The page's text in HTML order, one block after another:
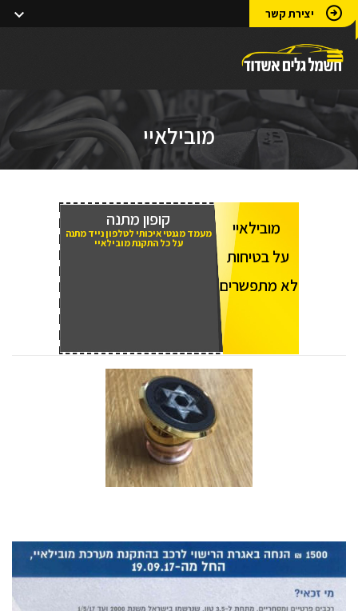
יצירת קשר
מובילאיי
מובילאיי
על בטיחות
לא מתפשרים
קופון מתנה
מעמד מגנטי איכותי לטלפון נייד מתנה
על כל התקנת מובילאיי